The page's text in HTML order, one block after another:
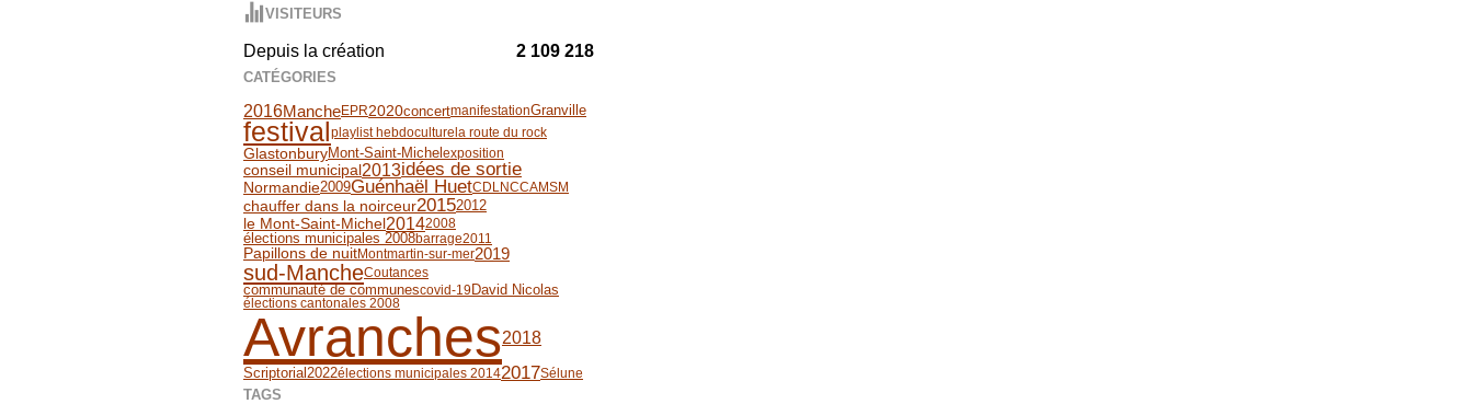
VISITEURS
Depuis la création 2 109 218
CATÉGORIES
2016MancheEPR2020concertmanifestationGranville
festival playlist hebdoculture la route du rock
GlastonburyMont-Saint-Michel exposition
conseil municipal2013idées de sortie
Normandie2009Guénhaël HuetCDLNCCAMSM
chauffer dans la noirceur20152012
le Mont-Saint-Michel20142008
élections municipales 2008barrage2011
Papillons de nuitMontmartin-sur-mer2019
sud-MancheCoutances
communauté de communescovid-19David Nicolas
élections cantonales 2008
Avranches2018
Scriptorial2022élections municipales 20142017Sélune
TAGS